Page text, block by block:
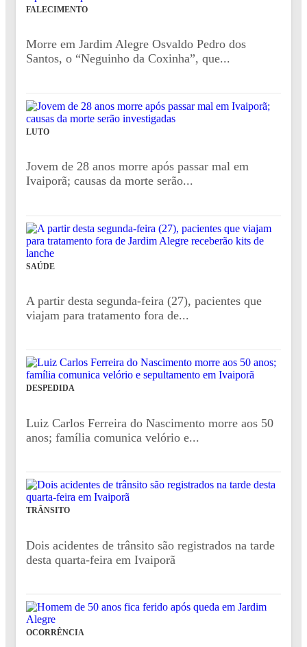
FALECIMENTO
Morre em Jardim Alegre Osvaldo Pedro dos
Santos, o “Neguinho da Coxinha”, que...
LUTO
Jovem de 28 anos morre após passar mal em
Ivaiporã; causas da morte serão...
SAÚDE
A partir desta segunda-feira (27), pacientes que
viajam para tratamento fora de...
DESPEDIDA
Luiz Carlos Ferreira do Nascimento morre aos 50
anos; família comunica velório e...
TRÂNSITO
Dois acidentes de trânsito são registrados na tarde
desta quarta-feira em Ivaiporã
OCORRÊNCIA